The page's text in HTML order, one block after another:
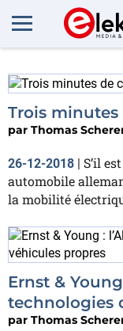
En
Trois
par Thomas
26-12-2018 | S’il
automobile
la mobilité
Ernst &
technologies
par Thomas